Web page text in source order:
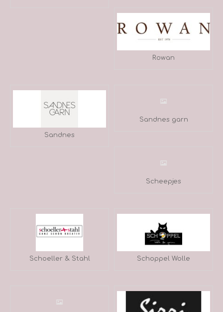
Rowan
Sandnes
Sandnes garn
Scheepjes
Schoeller & Stahl Schoppel Wolle